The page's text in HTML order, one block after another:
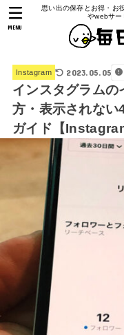
思い出の保存とお得・お
やwebサー
MENU
Instagram 2023.05.05
インスタグラム
方・表示されない
ガイド【